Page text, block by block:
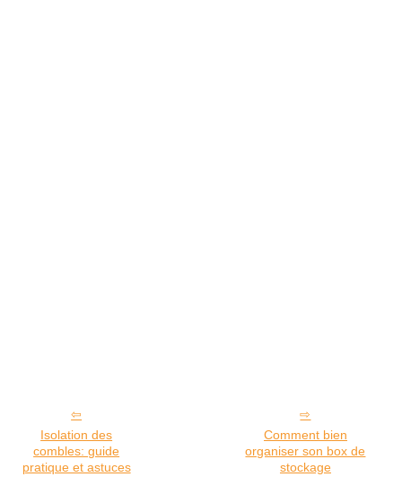
Isolation des
combles: guide
pratique et astuces
Comment bien
organiser son box de
stockage